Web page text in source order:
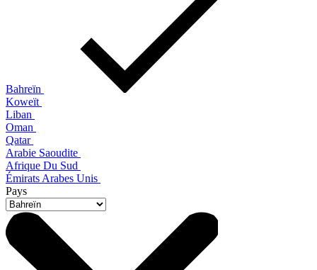
Bahreïn
Koweït
Liban
Oman
Qatar
Arabie Saoudite
Afrique Du Sud
Émirats Arabes Unis
Pays